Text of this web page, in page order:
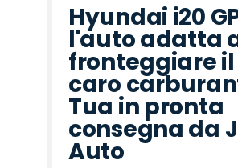
Hyundai i20
l'auto adatta
fronteggiare il
caro
Tua in pronta
consegna da
Auto